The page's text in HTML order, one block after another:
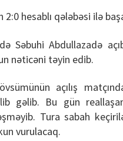
hesablı qələbəsi ilə
Səbuhi Abdullazadə
nəticəni təyin edib.
açılış
gəlib. Bu gün
Tura sabah
vurulacaq.